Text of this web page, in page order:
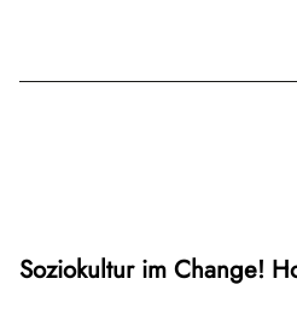
Soziokultur im Change!